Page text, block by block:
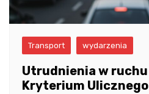
Transport wydarzenia
Utrudnienia w ruchu
Kryterium